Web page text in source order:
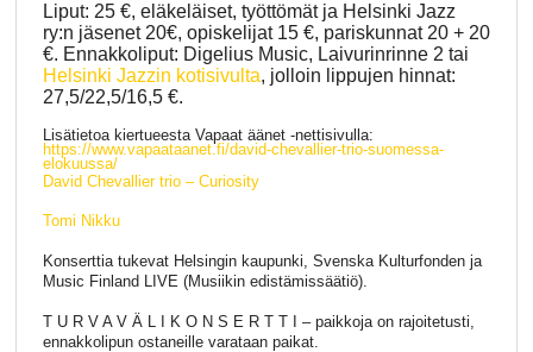
Liput: 25 €, eläkeläiset, työttömät ja Helsinki Jazz
ry:n jäsenet 20€, opiskelijat 15 €, pariskunnat 20 + 20
€. Ennakkoliput: Digelius Music, Laivurinrinne 2 tai
Helsinki Jazzin kotisivulta, jolloin lippujen hinnat:
27,5/22,5/16,5 €.
Lisätietoa kiertueesta Vapaat äänet -nettisivulla:
https://www.vapaataanet.fi/david-chevallier-trio-suomessa-
elokuussa/
David Chevallier trio – Curiosity
Tomi Nikku
Konserttia tukevat Helsingin kaupunki, Svenska Kulturfonden ja
Music Finland LIVE (Musiikin edistämissäätiö).
T U R V A V Ä L I K O N S E R T T I – paikkoja on rajoitetusti,
ennakkolipun ostaneille varataan paikat.